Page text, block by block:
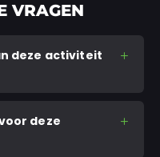
VRAGEN
deze activiteit
deze